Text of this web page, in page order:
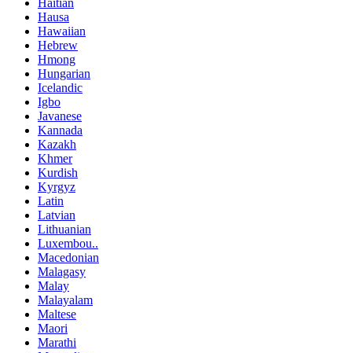
Haitian
Hausa
Hawaiian
Hebrew
Hmong
Hungarian
Icelandic
Igbo
Javanese
Kannada
Kazakh
Khmer
Kurdish
Kyrgyz
Latin
Latvian
Lithuanian
Luxembou..
Macedonian
Malagasy
Malay
Malayalam
Maltese
Maori
Marathi